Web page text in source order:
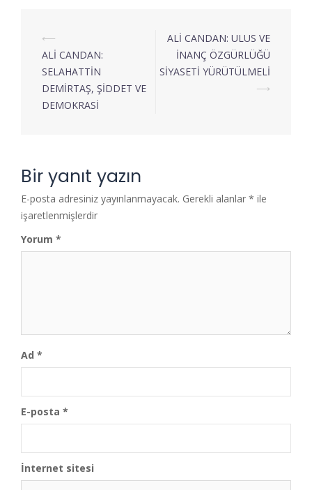
⟵
ALİ CANDAN:
SELAHATTİN
DEMİRTAŞ, ŞİDDET VE
DEMOKRASİ
ALİ CANDAN: ULUS VE
İNANÇ ÖZGÜRLÜĞÜ
SİYASETİ YÜRÜTÜLMELİ
⟶
Bir yanıt yazın
E-posta adresiniz yayınlanmayacak. Gerekli alanlar * ile
işaretlenmişlerdir
Yorum *
Ad *
E-posta *
İnternet sitesi